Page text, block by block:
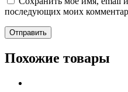
последующих моих
Похожие товары